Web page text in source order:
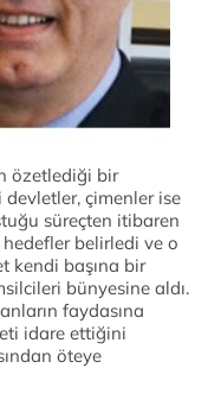
özetlediği bir
devletler, çimenler ise
süreçten itibaren
hedefler belirledi ve o
kendi başına bir
bünyesine aldı.
faydasına
idare ettiğini
öteye